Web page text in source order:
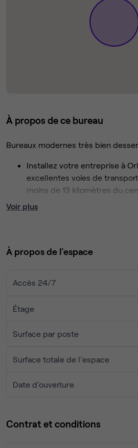
À propos de ce bureau
Bureaux modernes très bien
Installez votre entreprise à
excellentes voies de
moins de 13 kilomètres du
l'aéroport est aisément
lumière naturelle. S'ils doivent
centre d'affaires.
Voir plus
À propos de l'espace
Accès 24/7
Étage
Surface par poste
Surface totale de l'espace
Date d'ouverture
Contrat et conditions